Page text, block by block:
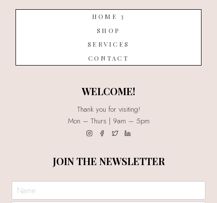
HOME 3
SHOP
SERVICES
CONTACT
WELCOME!
Thank you for visiting!
Mon – Thurs | 9am – 5pm
JOIN THE NEWSLETTER